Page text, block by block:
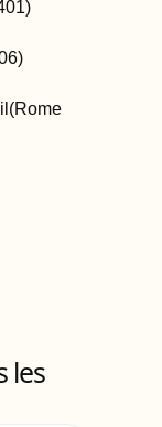
)
)
(Rome
les